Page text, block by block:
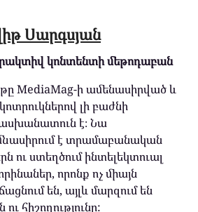
Սարգսյան
կոնտենտի մեթոդաբան
MediaMag-ի ամենասիրված և
լի բաժնի
է։ Նա
է տրամաբանական
ու ստեղծում ինտելեկտուալ
որոնք ոչ միայն
են, այլև մարզում են
ու հիշողությունը: